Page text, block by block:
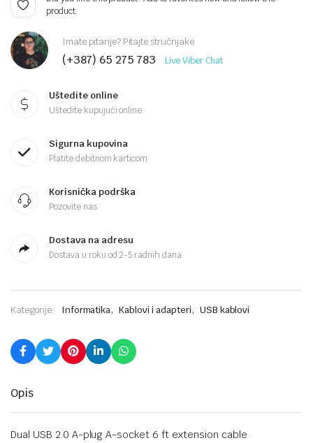
product.
Imate pitanje? Pitajte stručnjake
(+387) 65 275 783 Live Viber Chat
Uštedite online
Uštedite kupujući online
Sigurna kupovina
Platite debitnom karticom
Korisnička podrška
Pozovite nas
Dostava na adresu
Dostava u roku od 2-5 radnih dana
Kategorije: Informatika, Kablovi i adapteri, USB kablovi
Opis
Dual USB 2.0 A-plug A-socket 6 ft extension cable